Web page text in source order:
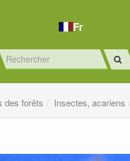
Fr
des forêts Insectes, acariens